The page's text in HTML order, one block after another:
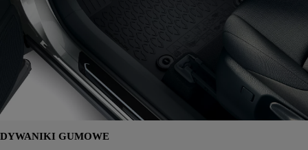
DYWANIKI GUMOWE